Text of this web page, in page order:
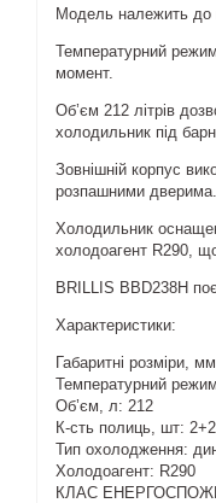
Модель належить до
Температурний режим
момент.
Об’єм 212 літрів
холодильник під
Зовнішній корпус
розпашними дверима.
Холодильник
холодоагент R290,
BRILLIS BBD238H
Характеристики:
Габаритні розміри,
Температурний
Об’єм, л: 212
К-сть полиць, шт: 2+2
Тип охолодження:
Холодоагент: R290
КЛАС